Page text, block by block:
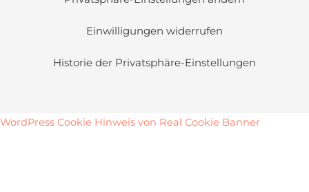
Einwilligungen widerrufen
Historie der Privatsphäre-Einstellungen
WordPress Cookie Hinweis von Real Cookie Banner